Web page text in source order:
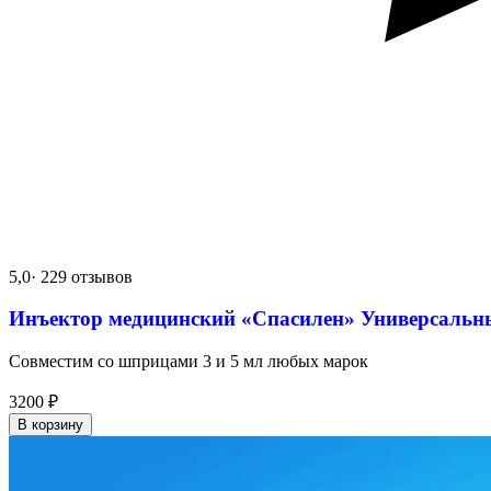
5,0· 229 отзывов
Инъектор медицинский «Спасилен»
Совместим со шприцами 3 и 5 мл любых марок
3200 ₽
В корзину